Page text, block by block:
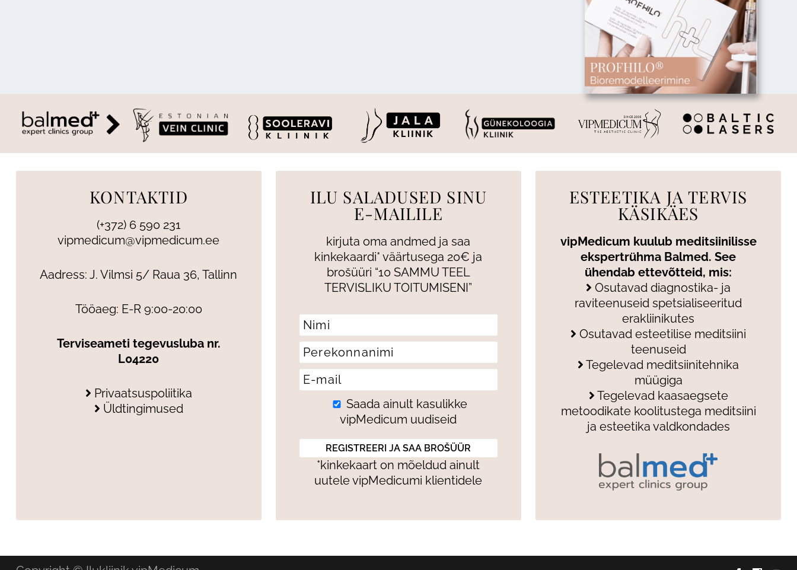
KONTAKTID
(+372) 6 590 231
vipmedicum@vipmedicum.ee
Aadress: J. Vilmsi 5/ Raua 36, Tallinn
Tööaeg: E-R 9:00-20:00
Terviseameti tegevusluba nr.
L04220
Privaatsuspoliitika
Üldtingimused
ILU SALADUSED SINU
E-MAILILE
kirjuta oma andmed ja saa
kinkekaardi* väärtusega 20€ ja
brošüüri “10 SAMMU TEEL
TERVISLIKU TOITUMISENI”
Saada ainult kasulikke
vipMedicum uudiseid
*kinkekaart on mõeldud ainult
uutele vipMedicumi klientidele
ESTEETIKA JA TERVIS
KÄSIKÄES
vipMedicum kuulub meditsiinilisse
ekspertrühma Balmed. See
ühendab ettevõtteid, mis:
Osutavad diagnostika- ja
raviteenuseid spetsialiseeritud
erakliinikutes
Osutavad esteetilise meditsiini
teenuseid
Tegelevad meditsiinitehnika
müügiga
Tegelevad kaasaegsete
metoodikate koolitustega meditsiini
ja esteetika valdkondades